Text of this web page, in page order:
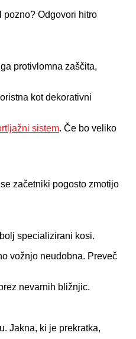
pozno? Odgovori hitro
protivlomna zaščita,
kot dekorativni
sistem. Če bo veliko
začetniki pogosto zmotijo
specializirani kosi.
vožnjo neudobna. Preveč
nevarnih bližnjic.
Jakna, ki je prekratka,